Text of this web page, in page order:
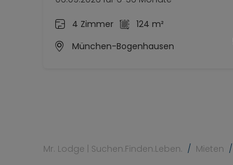
4 Zimmer
124 m²
München-Bogenhausen
Mr. Lodge | Suchen.Finden.Leben. Mieten